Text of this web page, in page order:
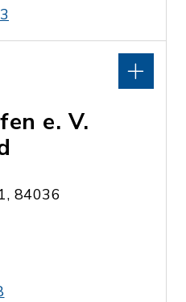
e. V.
84036